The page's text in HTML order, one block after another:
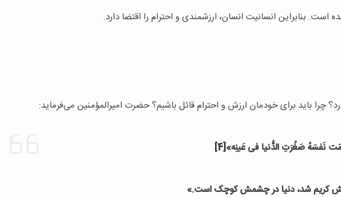
بنابراین انسانیت انسان، ارزشمندی و احترام را اقتضا دارد.
باید برای خودمان ارزش و احترام قائل باشیم؟ حضرت امیرالمؤمنین می‌فرماید:
نَفسَهُ صَغُرَتِ الدُّنیا فی عَینِه»[4]
کریم شد، دنیا در چشمش کوچک است.»